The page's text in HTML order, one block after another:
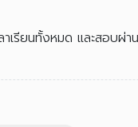
าเรียนทั้งหมด และสอบ